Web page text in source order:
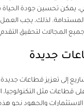
يمكن تحسين جودة الحياة في
لذلك، يجب العمل على
لتحقيق التقدم
جديدة
تعزيز قطاعات جديدة في
مثل التكنولوجيا،
والجهود نحو هذه